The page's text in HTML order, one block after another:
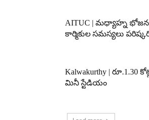
AITUC | మధ్యాహ్న భోజన
కార్మికుల సమస్యలు
Kalwakurthy | రూ.1.30
మినీ స్టేడియం